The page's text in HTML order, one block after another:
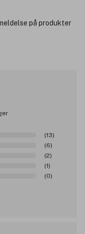
på produkter
(13)
(6)
(2)
(1)
(0)